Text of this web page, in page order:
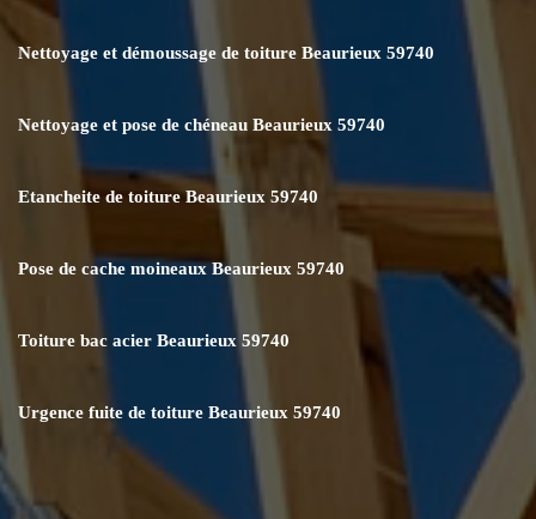
Nettoyage et démoussage de toiture Beaurieux 59740
Nettoyage et pose de chéneau Beaurieux 59740
Etancheite de toiture Beaurieux 59740
Pose de cache moineaux Beaurieux 59740
Toiture bac acier Beaurieux 59740
Urgence fuite de toiture Beaurieux 59740